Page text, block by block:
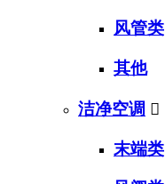
风管类
其他
洁净空调 
末端类